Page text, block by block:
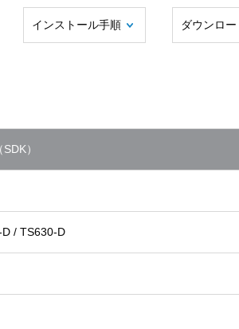
インストール手順 ダウンロー
）
/ TS630-D